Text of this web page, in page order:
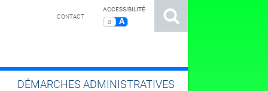
ACCESSIBILITÉ
a A
CONTACT
DÉMARCHES ADMINISTRATIVES